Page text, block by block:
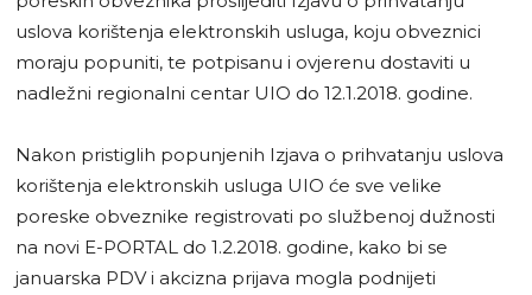
uslova korištenja elektronskih usluga, koju obveznici
moraju popuniti, te potpisanu i ovjerenu dostaviti u
nadležni regionalni centar UIO do 12.1.2018. godine.
Nakon pristiglih popunjenih Izjava o prihvatanju uslova
korištenja elektronskih usluga UIO će sve velike
poreske obveznike registrovati po službenoj dužnosti
na novi E-PORTAL do 1.2.2018. godine, kako bi se
januarska PDV i akcizna prijava mogla podnijeti